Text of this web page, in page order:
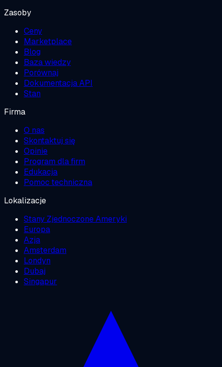
Zasoby
Ceny
Marketplace
Blog
Baza wiedzy
Porównaj
Dokumentacja API
Stan
Firma
O nas
Skontaktuj się
Opinie
Program dla firm
Edukacja
Pomoc techniczna
Lokalizacje
Stany Zjednoczone Ameryki
Europa
Azja
Amsterdam
Londyn
Dubaj
Singapur